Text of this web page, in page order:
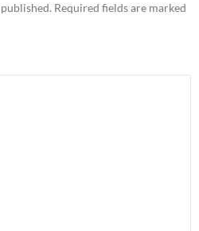
Required fields are marked